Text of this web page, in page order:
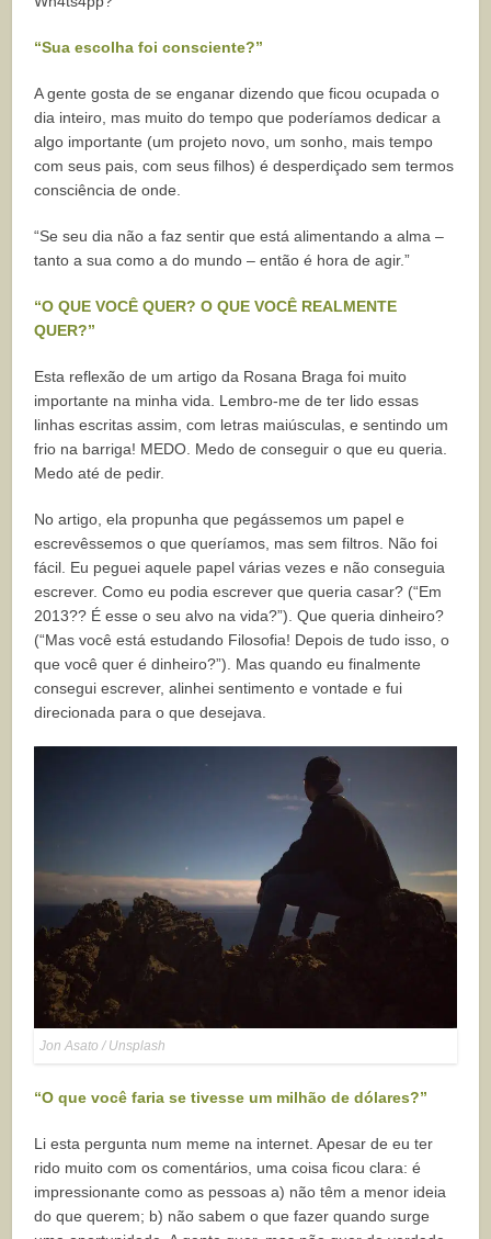
“Sua escolha foi consciente?”
A gente gosta de se enganar dizendo que ficou ocupada o
dia inteiro, mas muito do tempo que poderíamos dedicar a
algo importante (um projeto novo, um sonho, mais tempo
com seus pais, com seus filhos) é desperdiçado sem termos
consciência de onde.
“Se seu dia não a faz sentir que está alimentando a alma –
tanto a sua como a do mundo – então é hora de agir.”
“O QUE VOCÊ QUER? O QUE VOCÊ REALMENTE
QUER?”
Esta reflexão de um artigo da Rosana Braga foi muito
importante na minha vida. Lembro-me de ter lido essas
linhas escritas assim, com letras maiúsculas, e sentindo um
frio na barriga! MEDO. Medo de conseguir o que eu queria.
Medo até de pedir.
No artigo, ela propunha que pegássemos um papel e
escrevêssemos o que queríamos, mas sem filtros. Não foi
fácil. Eu peguei aquele papel várias vezes e não conseguia
escrever. Como eu podia escrever que queria casar? (“Em
2013?? É esse o seu alvo na vida?”). Que queria dinheiro?
(“Mas você está estudando Filosofia! Depois de tudo isso, o
que você quer é dinheiro?”). Mas quando eu finalmente
consegui escrever, alinhei sentimento e vontade e fui
direcionada para o que desejava.
Jon Asato / Unsplash
“O que você faria se tivesse um milhão de dólares?”
Li esta pergunta num meme na internet. Apesar de eu ter
rido muito com os comentários, uma coisa ficou clara: é
impressionante como as pessoas a) não têm a menor ideia
do que querem; b) não sabem o que fazer quando surge